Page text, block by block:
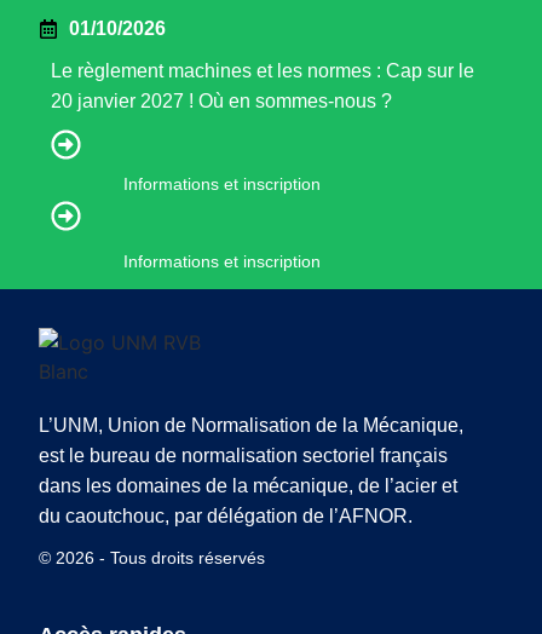
01/10/2026
Le règlement machines et les normes : Cap sur le
20 janvier 2027 ! Où en sommes-nous ?
Informations et inscription
Informations et inscription
L’UNM, Union de Normalisation de la Mécanique,
est le bureau de normalisation sectoriel français
dans les domaines de la mécanique, de l’acier et
du caoutchouc, par délégation de l’AFNOR.
© 2026 - Tous droits réservés